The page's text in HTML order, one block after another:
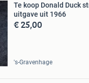
Te koop Donald Duck
uitgave uit 1966
€ 25,00
's-Gravenhage